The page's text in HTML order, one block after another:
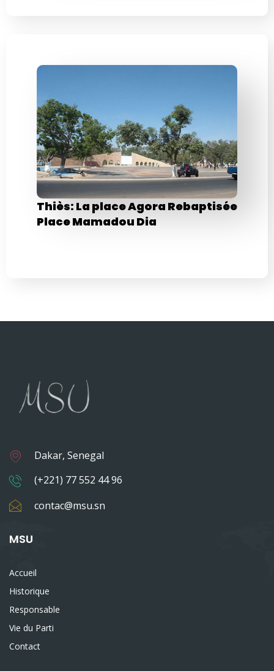
Thiès: La place Agora Rebaptisée
Place Mamadou Dia
Dakar, Senegal
(+221) 77 552 44 96
contac@msu.sn
MSU
Accueil
Historique
Responsable
Vie du Parti
Contact